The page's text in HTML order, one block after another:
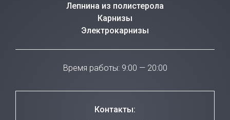
Лепнина из полистерола
Карнизы
Электрокарнизы
Время работы: 9:00 — 20:00
Контакты: